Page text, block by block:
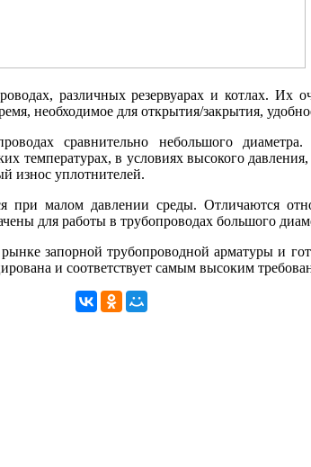
различных резервуарах и котлах. Их
необходимое для открытия/закрытия,
сравнительно небольшого
температурах, в условиях высокого
износ уплотнителей.
при малом давлении среды. Отличаются
для работы в трубопроводах большого
запорной трубопроводной арматуры и
и соответствует самым высоким